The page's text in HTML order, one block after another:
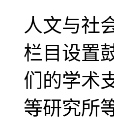
人文与社
栏目设置
们的学术
等研究所